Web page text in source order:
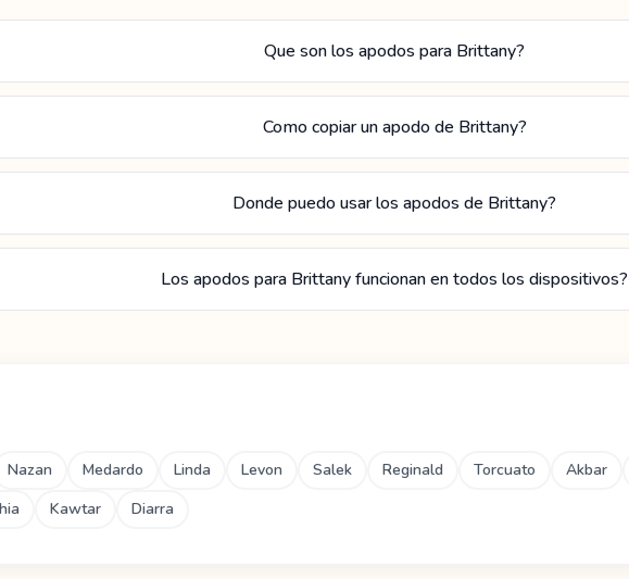
Que son los apodos para Brittany?
Como copiar un apodo de Brittany?
Donde puedo usar los apodos de Brittany?
Los apodos para Brittany funcionan en todos los dispositivos?
Nazan Medardo Linda Levon Salek Reginald Torcuato Akbar
Kawtar Diarra